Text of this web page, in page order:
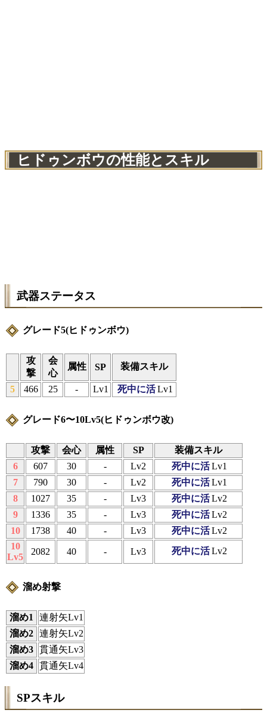
ヒドゥンボウの性能とスキル
武器ステータス
グレード5(ヒドゥンボウ)
攻
撃
会
心
属性 SP 装備スキル
5 466 25 - Lv1 死中に活Lv1
グレード6〜10Lv5(ヒドゥンボウ改)
攻撃 会心 属性 SP
装備スキル
6
607 30 - Lv2 死中に活Lv1
7
790 30 - Lv2 死中に活Lv1
8
1027 35 - Lv3 死中に活Lv2
9
1336 35 - Lv3 死中に活Lv2
10
1738 40 - Lv3 死中に活Lv2
10
Lv5
2082 40 - Lv3 死中に活Lv2
溜め射撃
溜め1
連射矢Lv1
溜め2 連射矢Lv2
溜め3 貫通矢Lv3
溜め4 貫通矢Lv4
SPスキル